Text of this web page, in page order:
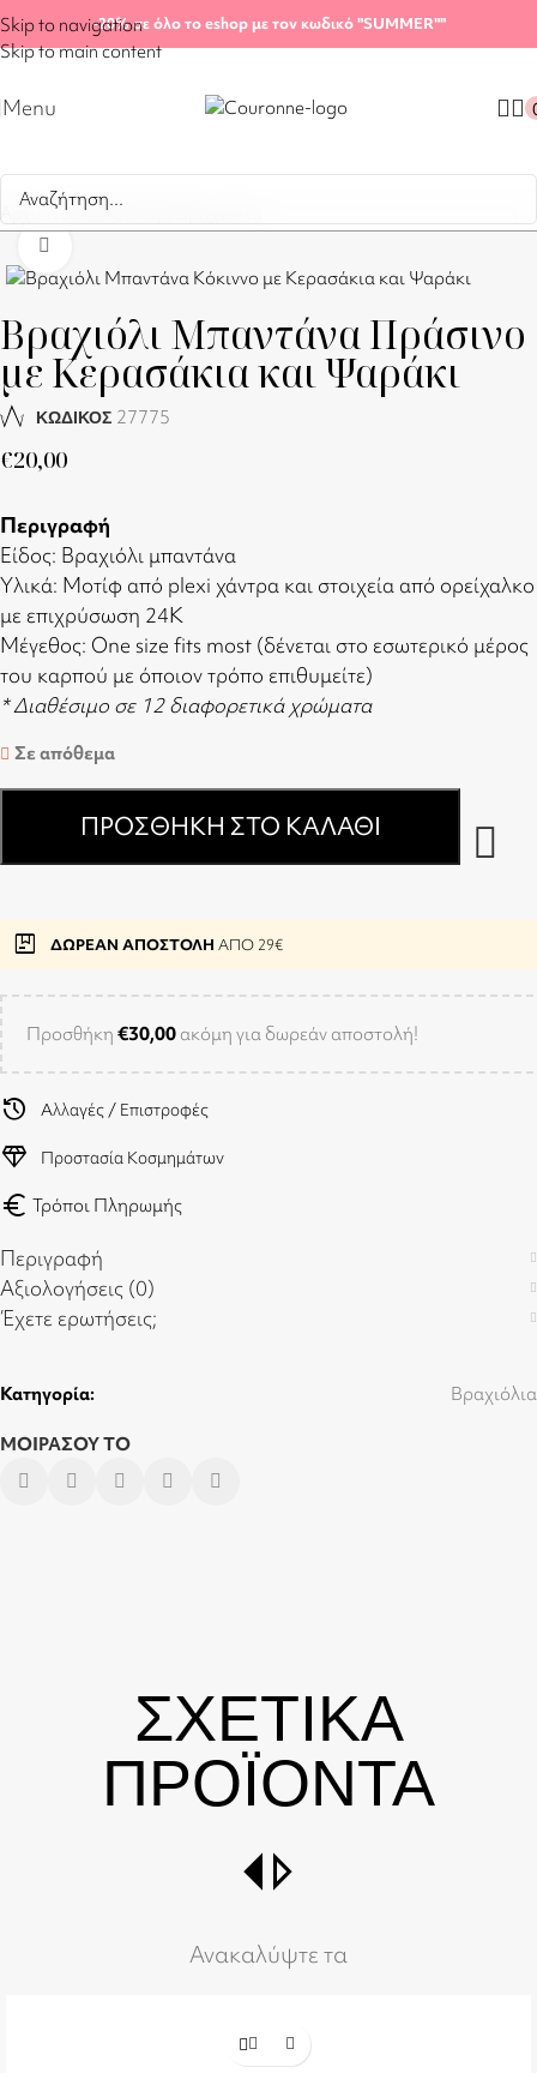
Skip to navigation
Skip to main content
-20%σε όλο το eshop με τον κωδικό "SUMMER""
Menu
Αρχική σελίδα
Βραχιόλι Μπαντάνα Πράσινο
με Κερασάκια και Ψαράκι
ΚΩΔΙΚΟΣ 27775
€20,00
Περιγραφή
Είδος: Βραχιόλι μπαντάνα
Υλικά: Μοτίφ από plexi χάντρα και στοιχεία από ορείχαλκο
με επιχρύσωση 24Κ
Μέγεθος: One size fits most (δένεται στο εσωτερικό μέρος
του καρπού με όποιον τρόπο επιθυμείτε)
* Διαθέσιμο σε 12 διαφορετικά χρώματα
Σε απόθεμα
ΠΡΟΣΘΉΚΗ ΣΤΟ ΚΑΛΆΘΙ
package ΔΩΡΕΑΝ ΑΠΟΣΤΟΛΗ ΑΠΟ 29€
Προσθήκη €30,00 ακόμη για δωρεάν αποστολή!
history Αλλαγές / Επιστροφές
diamond Προστασία Κοσμημάτων
euro Τρόποι Πληρωμής
Περιγραφή
Αξιολογήσεις (0)
Έχετε ερωτήσεις;
Κατηγορία: Βραχιόλια
ΜΟΙΡΑΣΟΥ ΤΟ
ΣΧΕΤΙΚΑ
ΠΡΟΪΟΝΤΑ
switch_right
Ανακαλύψτε τα